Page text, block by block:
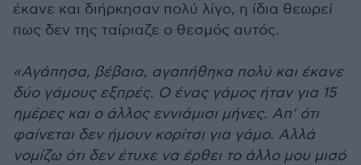
έκανε και διήρκησαν πολύ λίγο, η ίδια θεωρεί
πως δεν της ταίριαζε ο θεσμός αυτός.
«Αγάπησα, βέβαια, αγαπήθηκα πολύ και έκανε
δύο γάμους εξπρές. Ο ένας γάμος ήταν για 15
ημέρες και ο άλλος εννιάμισι μήνες. Απ’ ότι
φαίνεται δεν ήμουν κορίτσι για γάμο. Αλλά
νομίζω ότι δεν έτυχε να έρθει το άλλο μου μισό